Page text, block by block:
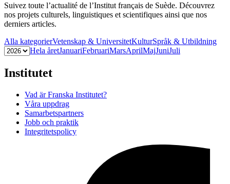
Suivez toute l’actualité de l’Institut français de Suède. Découvrez
nos projets culturels, linguistiques et scientifiques ainsi que nos
derniers articles.
Alla kategorierVetenskap & UniversitetKulturSpråk & Utbildning
Hela åretJanuariFebruariMarsAprilMajJuniJuli
Institutet
Vad är Franska Institutet?
Våra uppdrag
Samarbetspartners
Jobb och praktik
Integritetspolicy